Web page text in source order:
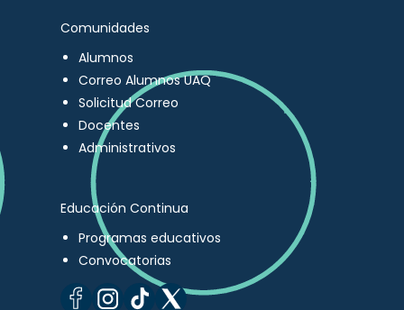
Comunidades
Alumnos
Correo Alumnos UAQ
Solicitud Correo
Docentes
Administrativos
Educación Continua
Programas educativos
Convocatorias